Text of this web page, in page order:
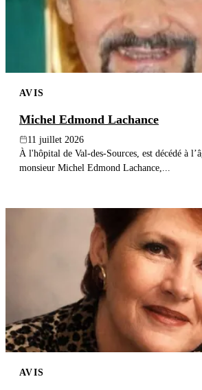
AVIS
Michel Edmond Lachance
11 juillet 2026
À l'hôpital de Val-des-Sources, est décédé à
monsieur Michel Edmond Lachance,...
AVIS